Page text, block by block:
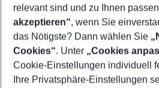
Show more
relevant sind und zu Ihnen
akzeptieren“, wenn Sie
das Nötigste? Dann wählen Sie
Cookies“. Unter „Cookies
Cookie-Einstellungen individuell
Ihre Privatsphäre-Einstellungen